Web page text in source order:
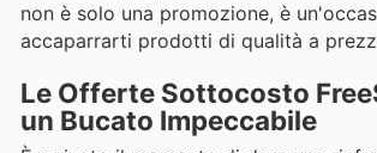
non è solo una promozione, è
accaparrarti prodotti di qualità a
Le Offerte Sottocosto
un Bucato Impeccabile